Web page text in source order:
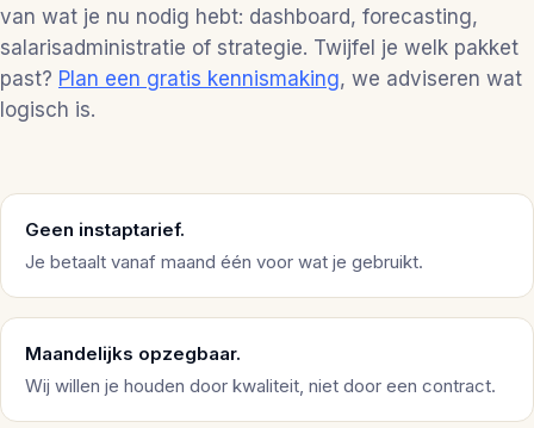
van wat je nu nodig hebt: dashboard, forecasting,
salarisadministratie of strategie. Twijfel je welk pakket
past? Plan een gratis kennismaking, we adviseren wat
logisch is.
Geen instaptarief.
Je betaalt vanaf maand één voor wat je gebruikt.
Maandelijks opzegbaar.
Wij willen je houden door kwaliteit, niet door een contract.